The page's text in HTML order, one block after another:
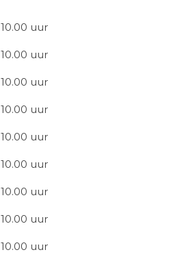
10.00 uur
10.00 uur
10.00 uur
10.00 uur
10.00 uur
10.00 uur
10.00 uur
10.00 uur
10.00 uur